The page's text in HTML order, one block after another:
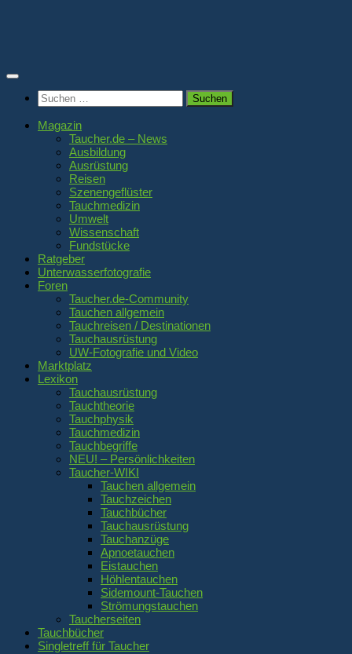
Suchen
nach:
Magazin
Taucher.de – News
Ausbildung
Ausrüstung
Reisen
Szenengeflüster
Tauchmedizin
Umwelt
Wissenschaft
Fundstücke
Ratgeber
Unterwasserfotografie
Foren
Taucher.de-Community
Tauchen allgemein
Tauchreisen / Destinationen
Tauchausrüstung
UW-Fotografie und Video
Marktplatz
Lexikon
Tauchausrüstung
Tauchtheorie
Tauchphysik
Tauchmedizin
Tauchbegriffe
NEU! – Persönlichkeiten
Taucher-WIKI
Tauchen allgemein
Tauchzeichen
Tauchbücher
Tauchausrüstung
Tauchanzüge
Apnoetauchen
Eistauchen
Höhlentauchen
Sidemount-Tauchen
Strömungstauchen
Taucherseiten
Tauchbücher
Singletreff für Taucher